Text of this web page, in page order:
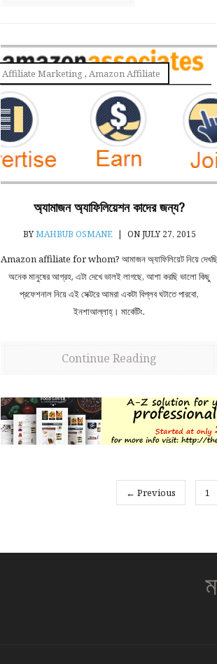
Affiliate Marketing,Amazon Affiliate
অ্যামাজন অ্যাফিলিয়েশন কাদের জন্য?
BYMAHBUB OSMANE | ON JULY 27, 2015
Amazon affiliate for whom? আমাজন অ্যাফিলিয়েট নিয়ে দেখছি
অনেক মানুষের আগ্রহ, এটা দেখে ভালই লাগছে, আশা করছি ভালো কিছু
প্রফেশনাল নিয়ে এই সেক্টরে আমরা একটা বিপ্লব ঘটাতে পারবো,
ইনশাআল্লাহ্‌। মার্কেটিং.
Continue Reading
← Previous 1